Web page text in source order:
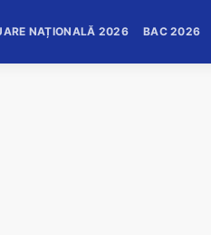
NAȚIONALĂ 2026 BAC 2026